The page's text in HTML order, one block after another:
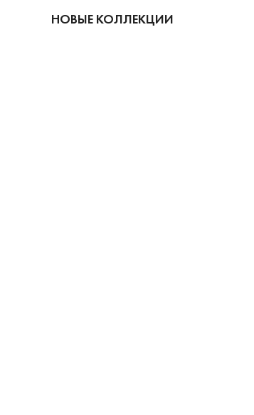
НОВЫЕ КОЛЛЕКЦИИ